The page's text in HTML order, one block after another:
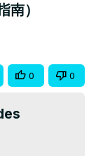
南）
0 0